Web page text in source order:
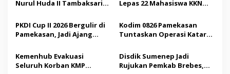
i
p
o
s
Nurul Huda II Tambaksari
Demokrasi bagi Siswa
Lepas 22 Mahasiswa KKN
Saudi
PKDI Cup II 2026 Bergulir di
Pamekasan, Jadi Ajang
Madura
Kodim 0826 Pamekasan
Tuntaskan Operasi Katarak
Tindakan Medis
Kemenhub Evakuasi
Seluruh Korban KMP
Disdik Sumenep Jadi
Rujukan Pemkab Brebes,